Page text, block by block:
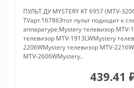
ПУЛЬТ ДУ MYSTERY KT 6957 (MTV-
TVарт.16786Этот пульт подходит к
аппаратуре:Mystery телевизор MTV-
телевизор MTV-1913LWMystery
2206WMystery телевизор MTV-
MTV-2606WMystery..
439.41